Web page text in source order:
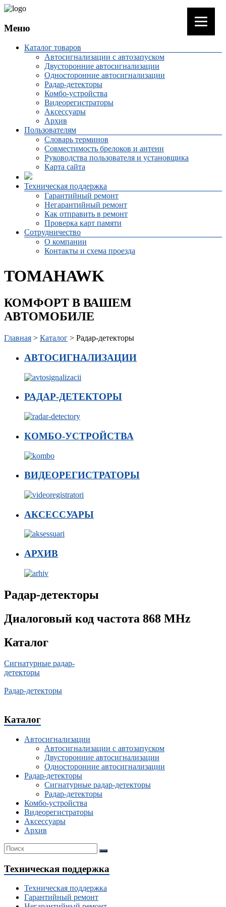
Меню
Каталог товаров
Автосигнализации с автозапуском
Двусторонние автосигнализации
Односторонние автосигнализации
Радар-детекторы
Комбо-устройства
Видеорегистраторы
Аксессуары
Архив
Пользователям
Словарь терминов
Совместимость брелоков и антенн
Руководства пользователя и установщика
Карта сайта
Техническая поддержка
Гарантийный ремонт
Негарантийный ремонт
Как отправить в ремонт
Проверка карт памяти
Сотрудничество
О компании
Контакты и схема проезда
TOMAHAWK
КОМФОРТ В ВАШЕМ
АВТОМОБИЛЕ
Главная > Каталог > Радар-детекторы
АВТОСИГНАЛИЗАЦИИ
РАДАР-ДЕТЕКТОРЫ
КОМБО-УСТРОЙСТВА
ВИДЕОРЕГИСТРАТОРЫ
АКСЕССУАРЫ
АРХИВ
Радар-детекторы
Диалоговый код частота 868 MHz
Каталог
Сигнатурные радар-
детекторы
Радар-детекторы
Каталог
Автосигнализации
Автосигнализации с автозапуском
Двусторонние автосигнализации
Односторонние автосигнализации
Радар-детекторы
Сигнатурные радар-детекторы
Радар-детекторы
Комбо-устройства
Видеорегистраторы
Аксессуары
Архив
Техническая поддержка
Техническая поддержка
Гарантийный ремонт